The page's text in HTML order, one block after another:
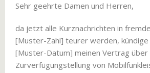
Sehr geehrte Damen und Herren,
da jetzt alle Kurznachrichten in
[Muster-Zahl] teurer werden, kündige
[Muster-Datum] meinen Vertrag über
Zurverfügungstellung von